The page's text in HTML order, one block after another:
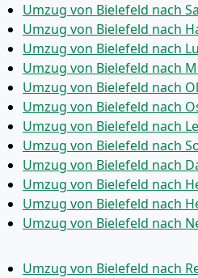
Umzug von Bielefeld nach
Umzug von Bielefeld nach
Umzug von Bielefeld nach
Umzug von Bielefeld nach
Umzug von Bielefeld nach
Umzug von Bielefeld nach
Umzug von Bielefeld nach
Umzug von Bielefeld nach
Umzug von Bielefeld nach
Umzug von Bielefeld nach
Umzug von Bielefeld nach
Umzug von Bielefeld nach
Umzug von Bielefeld nach